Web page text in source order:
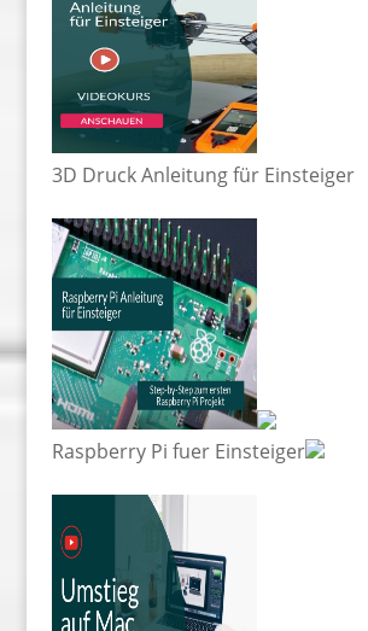
3D Druck Anleitung für Einsteiger
Raspberry Pi fuer Einsteiger